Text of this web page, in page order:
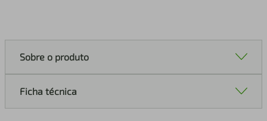
Sobre o produto
Ficha técnica